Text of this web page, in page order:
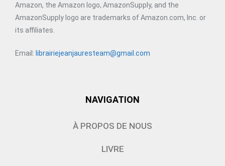
Amazon, the Amazon logo, AmazonSupply, and the
AmazonSupply logo are trademarks of Amazon.com, Inc. or
its affiliates.
Email: librairiejeanjauresteam@gmail.com
NAVIGATION
À PROPOS DE NOUS
LIVRE